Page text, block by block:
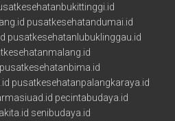
pusatkesehatandumai.id
pusatkesehatanlubuklinggau.id
pusatkesehatanbima.id
pusatkesehatanpalangkaraya.id
pecintabudaya.id
senibudaya.id